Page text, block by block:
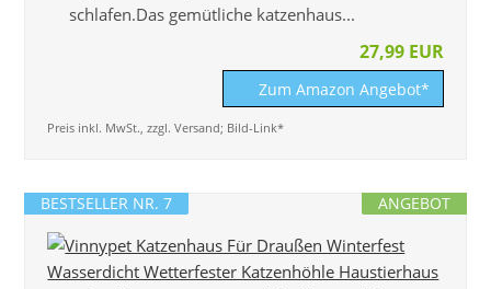
schlafen.Das gemütliche katzenhaus...
27,99 EUR
Zum Amazon Angebot*
Preis inkl. MwSt., zzgl. Versand; Bild-Link*
ANGEBOT
BESTSELLER NR. 7